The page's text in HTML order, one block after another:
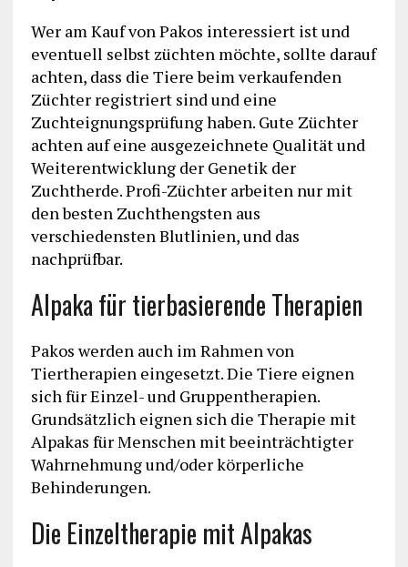
Wer am Kauf von Pakos interessiert ist und
eventuell selbst züchten möchte, sollte darauf
achten, dass die Tiere beim verkaufenden
Züchter registriert sind und eine
Zuchteignungsprüfung haben. Gute Züchter
achten auf eine ausgezeichnete Qualität und
Weiterentwicklung der Genetik der
Zuchtherde. Profi-Züchter arbeiten nur mit
den besten Zuchthengsten aus
verschiedensten Blutlinien, und das
nachprüfbar.
Alpaka für tierbasierende Therapien
Pakos werden auch im Rahmen von
Tiertherapien eingesetzt. Die Tiere eignen
sich für Einzel- und Gruppentherapien.
Grundsätzlich eignen sich die Therapie mit
Alpakas für Menschen mit beeinträchtigter
Wahrnehmung und/oder körperliche
Behinderungen.
Die Einzeltherapie mit Alpakas